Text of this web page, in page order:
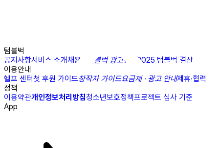
텀블벅
공지사항서비스 소개채용N 텀블벅 광고센터
2025 텀블벅 결산
이용안내
헬프 센터첫 후원 가이드창작자 가이드요금제 · 광고 안내제휴·협력
정책
이용약관개인정보처리방침청소년보호정책프로젝트 심사 기준
App